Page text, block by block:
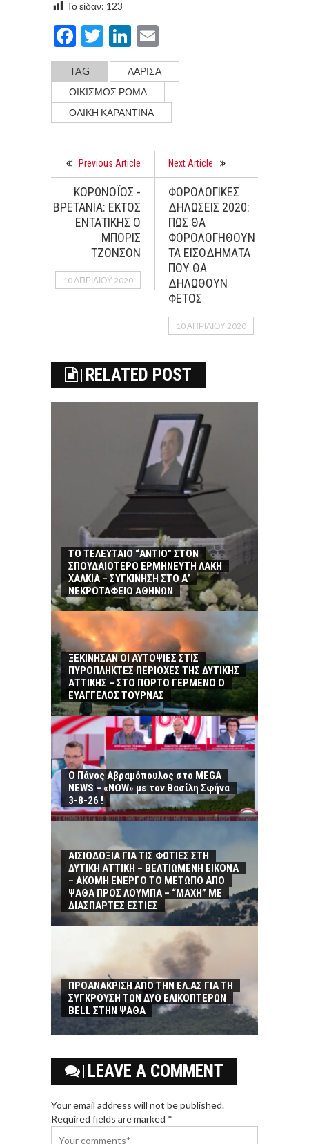
Το είδαν: 123
Facebook
TwitterLinkedIn
TAG
ΛΑΡΙΣΑ
ΟΙΚΙΣΜΟΣ ΡΟΜΑ
ΟΛΙΚΗ ΚΑΡΑΝΤΙΝΑ
Previous Article
ΚΟΡΩΝΟΪΟΣ -
ΒΡΕΤΑΝΙΑ: ΕΚΤΟΣ
ΕΝΤΑΤΙΚΗΣ Ο
ΜΠΟΡΙΣ
ΤΖΟΝΣΟΝ
10 ΑΠΡΙΛΊΟΥ 2020
Next Article
ΦΟΡΟΛΟΓΙΚΕΣ
ΔΗΛΩΣΕΙΣ 2020:
ΠΩΣ ΘΑ
ΦΟΡΟΛΟΓΗΘΟΥΝ
ΤΑ ΕΙΣΟΔΗΜΑΤΑ
ΠΟΥ ΘΑ
ΔΗΛΩΘΟΥΝ
ΦΕΤΟΣ
10 ΑΠΡΙΛΊΟΥ 2020
RELATED POST
ΤΟ ΤΕΛΕΥΤΑΙΟ “ΑΝΤΙΟ” ΣΤΟΝ
ΣΠΟΥΔΑΙΟΤΕΡΟ ΕΡΜΗΝΕΥΤΗ ΛΑΚΗ
ΧΑΛΚΙΑ – ΣΥΓΚΙΝΗΣΗ ΣΤΟ Α’
ΝΕΚΡΟΤΑΦΕΙΟ ΑΘΗΝΩΝ
ΞΕΚΙΝΗΣΑΝ ΟΙ ΑΥΤΟΨΙΕΣ ΣΤΙΣ
ΠΥΡΟΠΛΗΚΤΕΣ ΠΕΡΙΟΧΕΣ ΤΗΣ ΔΥΤΙΚΗΣ
ΑΤΤΙΚΗΣ – ΣΤΟ ΠΟΡΤΟ ΓΕΡΜΕΝΟ Ο
ΕΥΑΓΓΕΛΟΣ ΤΟΥΡΝΑΣ
Ο Πάνος Αβραμόπουλος στο MEGA
NEWS – «NOW» με τον Βασίλη Σφήνα
3-8-26 !
ΑΙΣΙΟΔΟΞΙΑ ΓΙΑ ΤΙΣ ΦΩΤΙΕΣ ΣΤΗ
ΔΥΤΙΚΗ ΑΤΤΙΚΗ – ΒΕΛΤΙΩΜΕΝΗ ΕΙΚΟΝΑ
– ΑΚΟΜΗ ΕΝΕΡΓΟ ΤΟ ΜΕΤΩΠΟ ΑΠΟ
ΨΑΘΑ ΠΡΟΣ ΛΟΥΜΠΑ – “ΜΑΧΗ” ΜΕ
ΔΙΑΣΠΑΡΤΕΣ ΕΣΤΙΕΣ
ΠΡΟΑΝΑΚΡΙΣΗ ΑΠΟ ΤΗΝ ΕΛ.ΑΣ ΓΙΑ ΤΗ
ΣΥΓΚΡΟΥΣΗ ΤΩΝ ΔΥΟ ΕΛΙΚΟΠΤΕΡΩΝ
BELL ΣΤΗΝ ΨΑΘΑ
LEAVE A COMMENT
Your email address will not be published.
Required fields are marked *